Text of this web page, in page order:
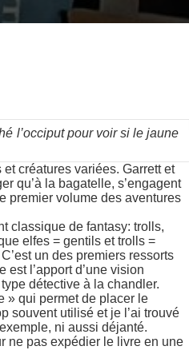
l’occiput pour voir si le jaune
créatures variées. Garrett et
qu’à la bagatelle, s’engagent
premier volume des aventures
classique de fantasy: trolls,
elfes = gentils et trolls =
un des premiers ressorts
est l’apport d’une vision
détective à la chandler.
» qui permet de placer le
souvent utilisé et je l’ai trouvé
ni aussi déjanté.
ne pas expédier le livre en une